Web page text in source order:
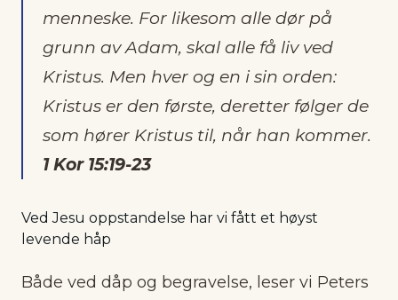
menneske. For likesom alle dør på
grunn av Adam, skal alle få liv ved
Kristus. Men hver og en i sin orden:
Kristus er den første, deretter følger de
som hører Kristus til, når han kommer.
1 Kor 15:19-23
Ved Jesu oppstandelse har vi fått et høyst
levende håp
Både ved dåp og begravelse, leser vi Peters